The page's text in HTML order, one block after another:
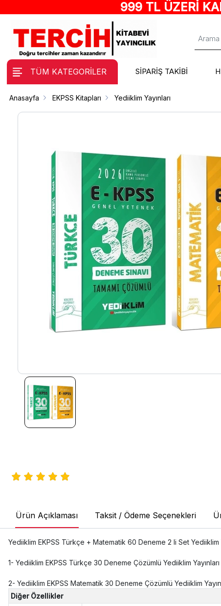
999 TL ÜZERİ
TÜM KATEGORİLER SİPARİŞ TAKİBİ
Anasayfa EKPSS Kitapları Yediiklim Yayınları
Ürün Açıklaması Taksit / Ödeme Seçenekleri
Yediiklim EKPSS Türkçe + Matematik 60 Deneme 2 li Set Yediiklim
1- Yediiklim EKPSS Türkçe 30 Deneme Çözümlü Yediiklim Yayınları
2- Yediiklim EKPSS Matematik 30 Deneme Çözümlü Yediiklim
Diğer Özellikler